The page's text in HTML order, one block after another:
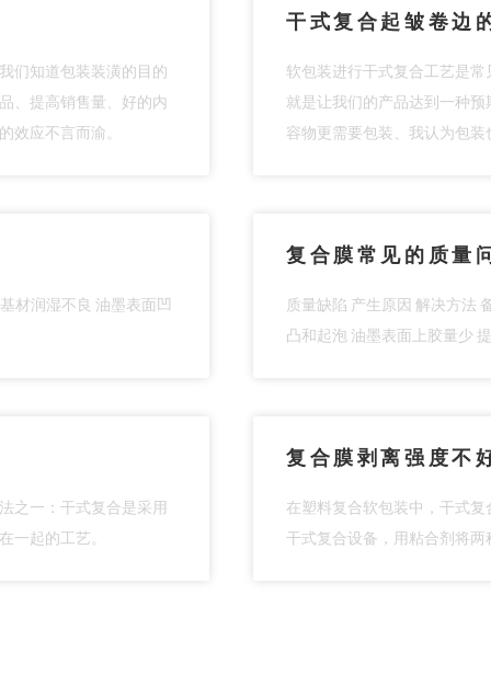
们知道包装装潢的目的
、提高销售量、好的内
效应不言而渝。
材润湿不良 油墨表面凹
之一：干式复合是采用
一起的工艺。
干式复合起皱卷边
软包装进行干式复合工艺是
就是让我们的产品达到一种
容物更需要包装、我认为包装
复合膜常见的质量
质量缺陷 产生原因 解决方法
凸和起泡 油墨表面上胶量少
复合膜剥离强度不
在塑料复合软包装中，干式
干式复合设备，用粘合剂将两